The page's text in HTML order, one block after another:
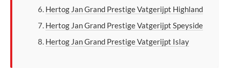
Hertog Jan Grand Prestige Vatgerijpt Highland
Hertog Jan Grand Prestige Vatgerijpt Speyside
Hertog Jan Grand Prestige Vatgerijpt Islay